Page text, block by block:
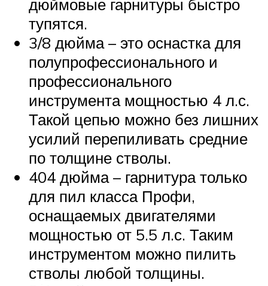
дюймовые гарнитуры быстро
тупятся.
3/8 дюйма – это оснастка для
полупрофессионального и
профессионального
инструмента мощностью 4 л.с.
Такой цепью можно без лишних
усилий перепиливать средние
по толщине стволы.
404 дюйма – гарнитура только
для пил класса Профи,
оснащаемых двигателями
мощностью от 5.5 л.с. Таким
инструментом можно пилить
стволы любой толщины.